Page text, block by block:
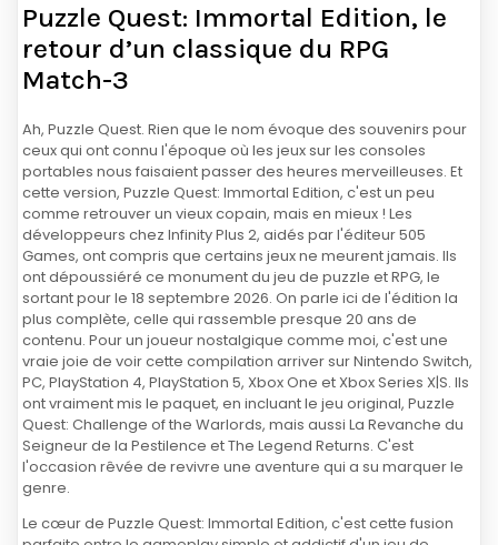
Puzzle Quest: Immortal Edition, le
retour d’un classique du RPG
Match-3
Ah, Puzzle Quest. Rien que le nom évoque des souvenirs pour
ceux qui ont connu l'époque où les jeux sur les consoles
portables nous faisaient passer des heures merveilleuses. Et
cette version, Puzzle Quest: Immortal Edition, c'est un peu
comme retrouver un vieux copain, mais en mieux ! Les
développeurs chez Infinity Plus 2, aidés par l'éditeur 505
Games, ont compris que certains jeux ne meurent jamais. Ils
ont dépoussiéré ce monument du jeu de puzzle et RPG, le
sortant pour le 18 septembre 2026. On parle ici de l'édition la
plus complète, celle qui rassemble presque 20 ans de
contenu. Pour un joueur nostalgique comme moi, c'est une
vraie joie de voir cette compilation arriver sur Nintendo Switch,
PC, PlayStation 4, PlayStation 5, Xbox One et Xbox Series X|S. Ils
ont vraiment mis le paquet, en incluant le jeu original, Puzzle
Quest: Challenge of the Warlords, mais aussi La Revanche du
Seigneur de la Pestilence et The Legend Returns. C'est
l'occasion rêvée de revivre une aventure qui a su marquer le
genre.
Le cœur de Puzzle Quest: Immortal Edition, c'est cette fusion